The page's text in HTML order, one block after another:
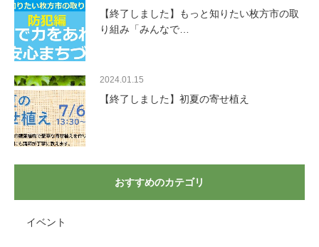
【終了しました】もっと知りたい枚方市の取
り組み「みんなで…
2024.01.15
【終了しました】初夏の寄せ植え
おすすめのカテゴリ
イベント